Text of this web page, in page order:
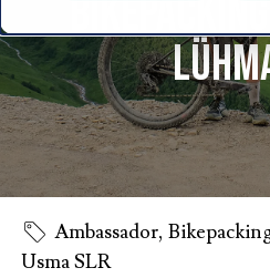
Ambassador,
Usma SLR